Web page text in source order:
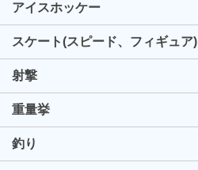
アイスホッケー
スケート(スピード、フィギュア)
射撃
重量挙
釣り